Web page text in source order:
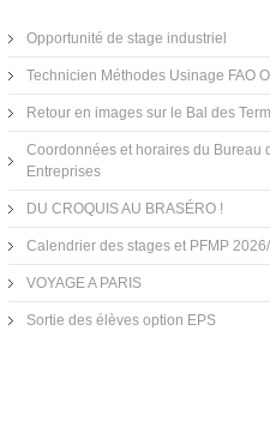
Opportunité de stage industriel
Technicien Méthodes Usinage FAO
Retour en images sur le Bal des
Coordonnées et horaires du Bureau
Entreprises
DU CROQUIS AU BRASÉRO !
Calendrier des stages et PFMP
VOYAGE A PARIS
Sortie des élèves option EPS